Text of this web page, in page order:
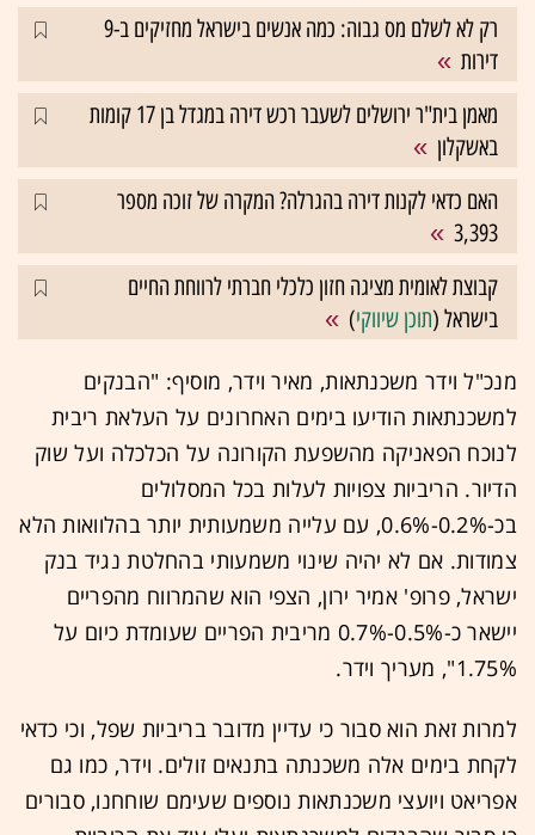
רק לא לשלם מס גבוה: כמה אנשים בישראל מחזיקים ב-9
דירות
מאמן בית"ר ירושלים לשעבר רכש דירה במגדל בן 17 קומות
באשקלון
האם כדאי לקנות דירה בהגרלה? המקרה של זוכה מספר
3,393
קבוצת לאומית מציגה חזון כלכלי חברתי לרווחת החיים
בישראל (תוכן שיווקי)
מנכ"ל וידר משכנתאות, מאיר וידר, מוסיף: "הבנקים
למשכנתאות הודיעו בימים האחרונים על העלאת ריבית
לנוכח הפאניקה מהשפעת הקורונה על הכלכלה ועל שוק
הדיור. הריביות צפויות לעלות בכל המסלולים
בכ-0.2%-0.6%, עם עלייה משמעותית יותר בהלוואות הלא
צמודות. אם לא יהיה שינוי משמעותי בהחלטת נגיד בנק
ישראל, פרופ' אמיר ירון, הצפי הוא שהמרווח מהפריים
יישאר כ-0.5%-0.7% מריבית הפריים שעומדת כיום על
1.75%", מעריך וידר.
למרות זאת הוא סבור כי עדיין מדובר בריביות שפל, וכי כדאי
לקחת בימים אלה משכנתה בתנאים זולים. וידר, כמו גם
אפריאט ויועצי משכנתאות נוספים שעימם שוחחנו, סבורים